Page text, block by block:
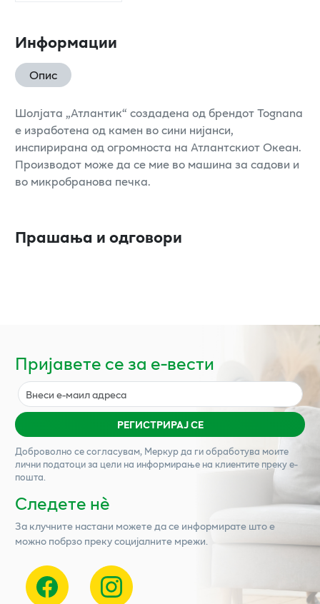
Информации
Опис
Шолјата „Атлантик“ создадена од брендот Tognana
е изработена од камен во сини нијанси,
инспирирана од огромноста на Атлантскиот Океан.
Производот може да се мие во машина за садови и
во микробранова печка.
Прашања и одговори
Пријавете се за е-вести
РЕГИСТРИРАЈ СЕ
Доброволно се согласувам, Меркурда ги обработува моите
лични податоци за цели на информирање на клиентите преку е-
пошта.
Следете нѐ
За клучните настани можете да се информирате што е
можно побрзо преку социјалните мрежи.